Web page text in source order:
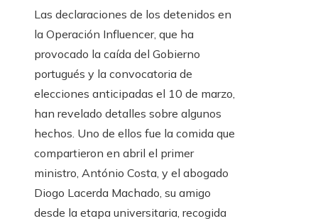
Las declaraciones de los detenidos en
la Operación Influencer, que ha
provocado la caída del Gobierno
portugués y la convocatoria de
elecciones anticipadas el 10 de marzo,
han revelado detalles sobre algunos
hechos. Uno de ellos fue la comida que
compartieron en abril el primer
ministro, António Costa, y el abogado
Diogo Lacerda Machado, su amigo
desde la etapa universitaria, recogida